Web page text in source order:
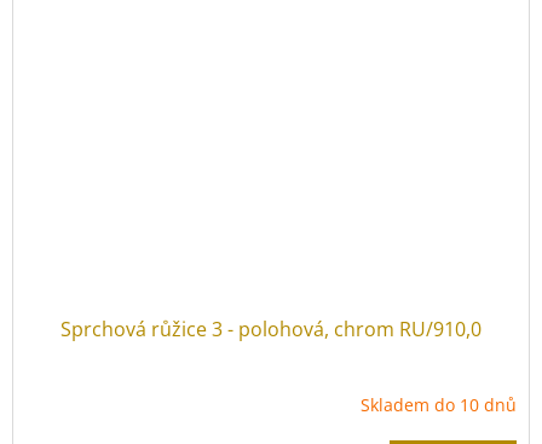
Sprchová růžice 3 - polohová, chrom RU/910,0
Skladem do 10 dnů